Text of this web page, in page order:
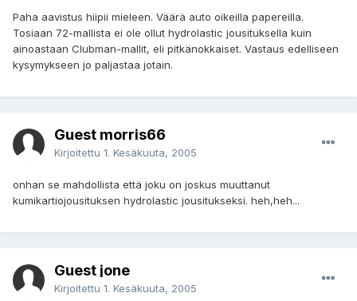
Paha aavistus hiipii mieleen. Väärä auto oikeilla papereilla.
Tosiaan 72-mallista ei ole ollut hydrolastic jousituksella kuin
ainoastaan Clubman-mallit, eli pitkänokkaiset. Vastaus edelliseen
kysymykseen jo paljastaa jotain.
Guest morris66
Kirjoitettu 1. Kesäkuuta, 2005
onhan se mahdollista että joku on joskus muuttanut
kumikartiojousituksen hydrolastic jousitukseksi. heh,heh...
Guest jone
Kirjoitettu 1. Kesäkuuta, 2005